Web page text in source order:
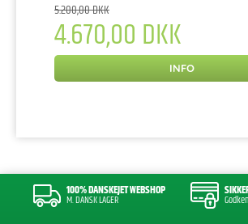
5.200,00 DKK
4.670,00 DKK
INFO
100% DANSKEJET WEBSHOP
M. DANSK LAGER